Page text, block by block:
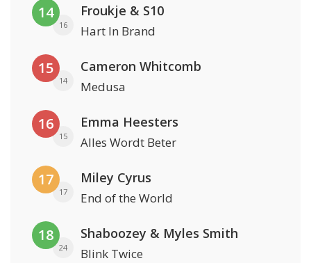
14
16
Froukje & S10
Hart In Brand
15
14
Cameron Whitcomb
Medusa
16
15
Emma Heesters
Alles Wordt Beter
17
17
Miley Cyrus
End of the World
18
24
Shaboozey & Myles Smith
Blink Twice